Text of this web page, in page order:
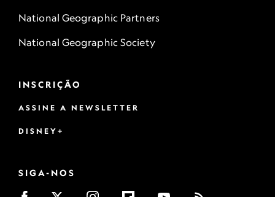
National Geographic Partners
National Geographic Society
INSCRIÇÃO
ASSINE A NEWSLETTER
DISNEY+
SIGA-NOS